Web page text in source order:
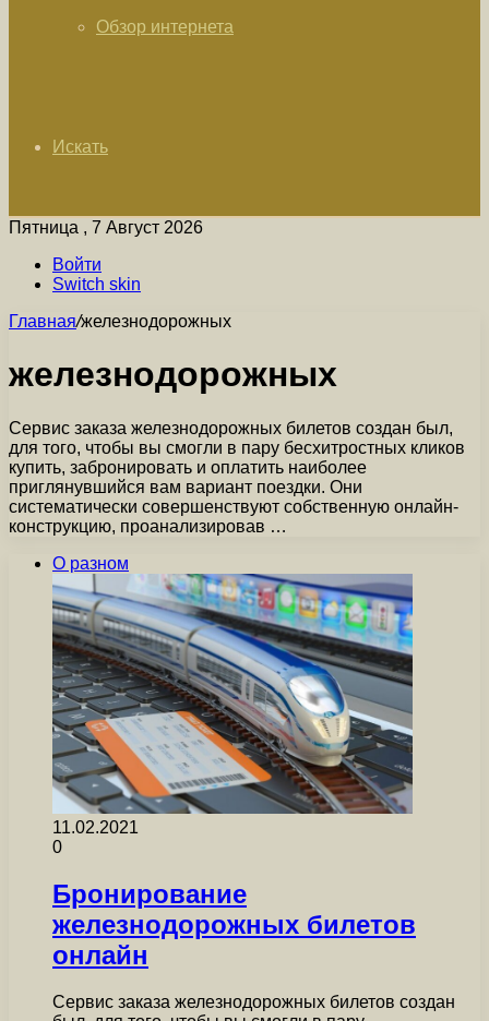
Обзор интернета
Искать
Пятница , 7 Август 2026
Войти
Switch skin
Главная/железнодорожных
железнодорожных
Сервис заказа железнодорожных билетов создан был,
для того, чтобы вы смогли в пару бесхитростных кликов
купить, забронировать и оплатить наиболее
приглянувшийся вам вариант поездки. Они
систематически совершенствуют собственную онлайн-
конструкцию, проанализировав …
О разном
11.02.2021
0
Бронирование
железнодорожных билетов
онлайн
Сервис заказа железнодорожных билетов создан